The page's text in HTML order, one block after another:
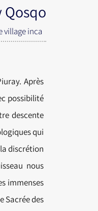
Qosqo
village inca
Après
possibilité
descente
qui
discrétion
nous
immenses
Sacrée des